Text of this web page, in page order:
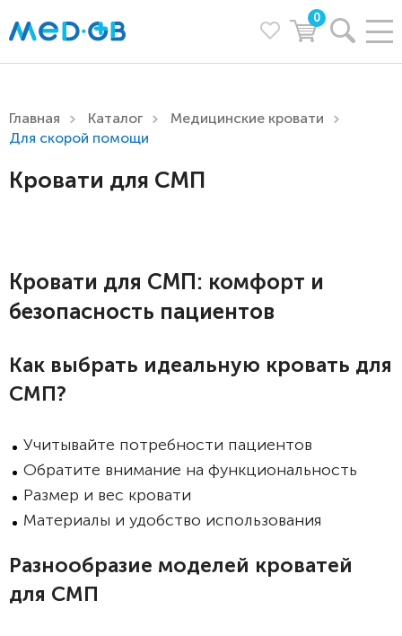
0
Главная Каталог
Медицинские кровати
Для скорой помощи
Кровати для СМП
Кровати для СМП: комфорт и
безопасность пациентов
Как выбрать идеальную кровать для
СМП?
Учитывайте потребности пациентов
Обратите внимание на функциональность
Размер и вес кровати
Материалы и удобство использования
Разнообразие моделей кроватей
для СМП